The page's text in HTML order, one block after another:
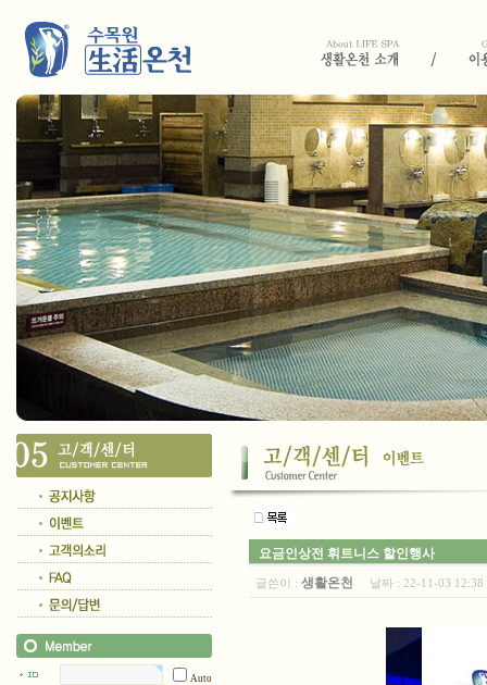
Auto
요금인상전 휘트니스 할인행사
글쓴이 : 생활온천 날짜 : 22-11-03